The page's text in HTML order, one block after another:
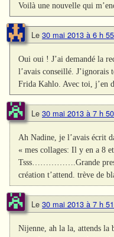
Voilà une nouvelle qui
Le 30 mai 2013 à 6 h
Oui oui ! J’ai demandé la
l’avais conseillé.
Frida Kahlo. Avec toi, j’en
Le 30 mai 2013 à 7 h
Ah Nadine, je l’avais écrit
« mes collages: Il y en a 8
Tsss…………….Grande
création t’attend. trève de
Le 30 mai 2013 à 7 h
Nijenne, ah la la, attends